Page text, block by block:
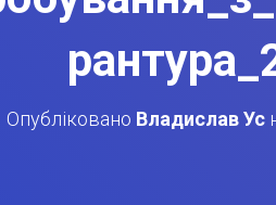
Опубліковано Владислав Ус